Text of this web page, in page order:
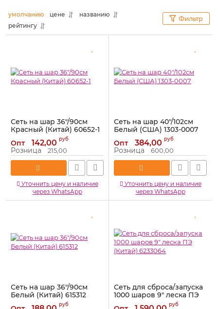
умолчанию цене
названию
рейтингу
Фильтр
Сеть на шар 36"/90см
Красный (Китай) 60652-1
Артикул: 60652-1
Опт 142,00 руб
Розница 215,00
Уточнить цену и наличие
через WhatsApp
Сеть на шар 40"/102см
Белый (США) 1303-0007
Артикул: 1303-0007
Опт 384,00 руб
Розница 600,00
Уточнить цену и наличие
через WhatsApp
Сеть на шар 36"/90см
Белый (Китай) 615312
Артикул: 615312 руб
Сеть для сброса/запуска
1000 шаров 9" леска ПЭ
(Китай) 6233064руб